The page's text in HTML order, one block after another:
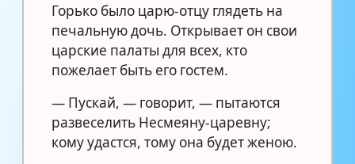
Горько было царю-отцу глядеть на
печальную дочь. Открывает он свои
царские палаты для всех, кто
пожелает быть его гостем.
— Пускай, — говорит, — пытаются
развеселить Несмеяну-царевну;
кому удастся, тому она будет женою.